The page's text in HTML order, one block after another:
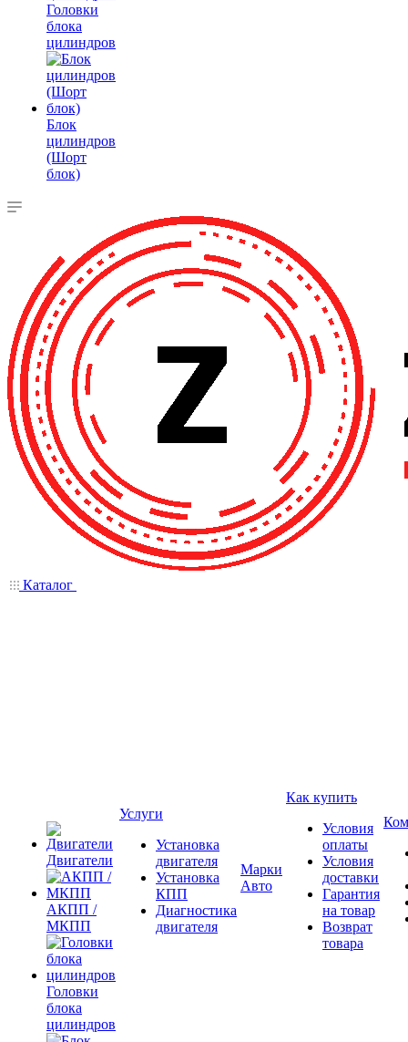
Головки
блока
цилиндров
Блок
цилиндров
(Шорт
блок)
Каталог
Двигатели
АКПП /
МКПП
Головки
блока
цилиндров
Услуги
Установка
двигателя
Установка
КПП
Диагностика
двигателя
Марки
Авто
Как купить
Условия
оплаты
Условия
доставки
Гарантия
на товар
Возврат
товара